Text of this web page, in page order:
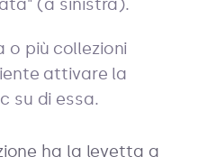
(a sinistra).
o più collezioni
attivare la
su di essa.
ha la levetta a